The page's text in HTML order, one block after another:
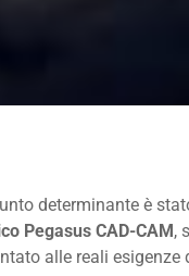
determinante è
Pegasus CAD-CAM ,
alle reali esigenze